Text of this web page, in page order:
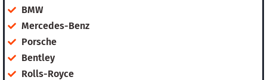
BMW
Mercedes-Benz
Porsche
Bentley
Rolls-Royce